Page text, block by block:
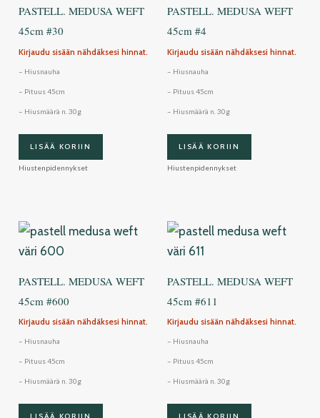
PASTELL. MEDUSA WEFT
45cm #30
Kirjaudu sisään nähdäksesi hinnat.
– Hiusnauha
– Pituus 45cm
– Hiusmäärä n. 30g
LISÄÄ KORIIN
Hiustenpidennykset
PASTELL. MEDUSA WEFT
45cm #4
Kirjaudu sisään nähdäksesi hinnat.
– Hiusnauha
– Pituus 45cm
– Hiusmäärä n. 30g
LISÄÄ KORIIN
Hiustenpidennykset
PASTELL. MEDUSA WEFT
45cm #600
Kirjaudu sisään nähdäksesi hinnat.
– Hiusnauha
– Pituus 45cm
– Hiusmäärä n. 30g
PASTELL. MEDUSA WEFT
45cm #611
Kirjaudu sisään nähdäksesi hinnat.
– Hiusnauha
– Pituus 45cm
– Hiusmäärä n. 30g